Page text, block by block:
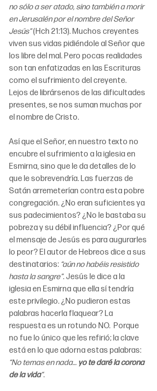
no sólo a ser atado, sino también a morir
en Jerusalén por el nombre del Señor
Jesús” (Hch 21:13). Muchos creyentes
viven sus vidas pidiéndole al Señor que
los libre del mal. Pero pocas realidades
son tan enfatizadas en las Escrituras
como el sufrimiento del creyente.
Lejos de librársenos de las dificultades
presentes, se nos suman muchas por
el nombre de Cristo.
Así que el Señor, en nuestro texto no
encubre el sufrimiento a la iglesia en
Esmirna, sino que le da detalles de lo
que le sobrevendría. Las fuerzas de
Satán arremeterían contra esta pobre
congregación. ¿No eran suficientes ya
sus padecimientos? ¿No le bastaba su
pobreza y su débil influencia? ¿Por qué
el mensaje de Jesús es para augurarles
lo peor? El autor de Hebreos dice a sus
destinatarios: “aún no habéis resistido
hasta la sangre”. Jesús le dice a la
iglesia en Esmirna que ella sí tendría
este privilegio. ¿No pudieron estas
palabras hacerla flaquear? La
respuesta es un rotundo NO.  Porque
no fue lo único que les refirió; la clave
está en lo que adorna estas palabras:
“No temas en nada… yo te daré la corona
de la vida“.